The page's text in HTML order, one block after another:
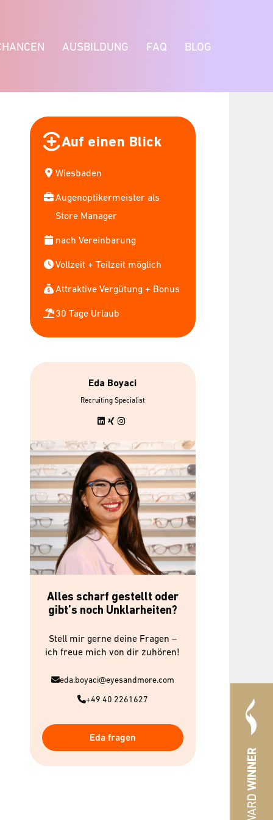
AUSBILDUNG FAQ BLOG
WINNER
bis zu 7 gratis
Mitarbeiterbrillen
Auf einen Blick
Wiesbaden
Augenoptikermeister als
Store Manager
nach Vereinbarung
Vollzeit + Teilzeit möglich
Attraktive Vergütung + Bonus
30 Tage Urlaub
Eda Boyaci
Recruiting Specialist
Alles scharf gestellt oder
gibt’s noch Unklarheiten?
Stell mir gerne deine Fragen –
ich freue mich von dir zuhören!
eda.boyaci@eyesandmore.com
+49 40 2261627
Eda fragen